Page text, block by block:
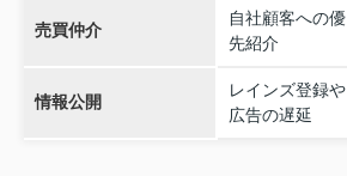
売買仲介
自社顧客への優
先紹介
情報公開
レインズ登録や
広告の遅延